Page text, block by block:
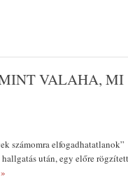
VALAHA, MI
számomra elfogadhatatlanok”
után, egy előre rögzített